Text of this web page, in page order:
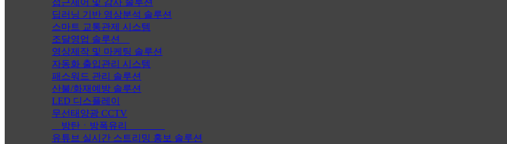
접근제어 및 감사 솔루션
딥러닝 기반 영상분석 솔루션
스마트 교통관제 시스템
조달영업 솔루션
영상제작 및 마케팅 솔루션
자동화 출입관리 시스템
패스워드 관리 솔루션
산불/화재예방 솔루션
LED 디스플레이
무선태양광 CCTV
방탄ㆍ방폭유리
유튜브 실시간 스트리밍 홍보 솔루션